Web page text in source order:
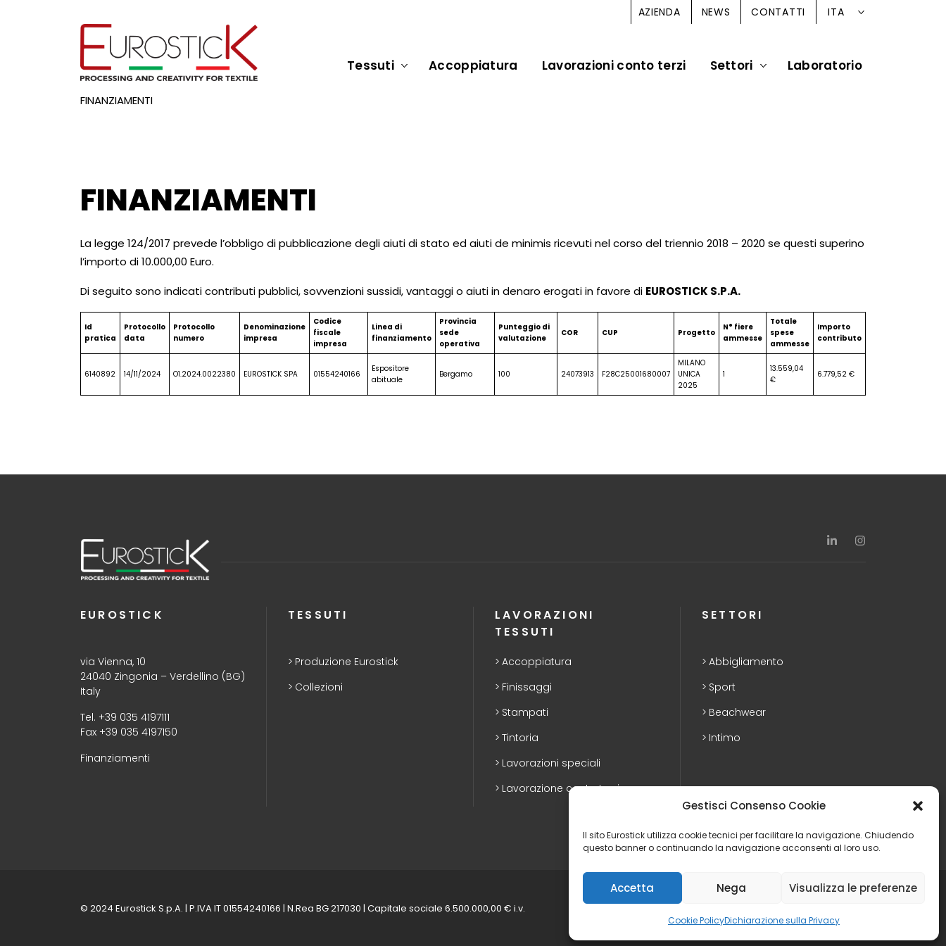
Gestisci Consenso Cookie
Il sito Eurostick utilizza cookie tecnici per facilitare la navigazione. Chiudendo
questo banner o continuando la navigazione acconsenti al loro uso.
Accetta Nega Visualizza le preferenze
Cookie PolicyDichiarazione sulla Privacy
ITA
AZIENDA NEWS CONTATTI
Tessuti Accoppiatura Lavorazioni conto terzi Settori Laboratorio
FINANZIAMENTI
FINANZIAMENTI
La legge 124/2017 prevede l’obbligo di pubblicazione degli aiuti di stato ed aiuti de minimis ricevuti nel corso del triennio 2018 – 2020 se questi superino
l’importo di 10.000,00 Euro.
Di seguito sono indicati contributi pubblici, sovvenzioni sussidi, vantaggi o aiuti in denaro erogati in favore di EUROSTICK S.P.A.
Id
pratica
Protocollo
data
Protocollo
numero
Denominazione
impresa
Codice
fiscale
impresa
Linea di
finanziamento
Provincia
sede
operativa
Punteggio di
valutazione
COR CUP Progetto
N° fiere
ammesse
Totale
spese
ammesse
Importo
contributo
6140892 14/11/2024 O1.2024.0022380 EUROSTICK SPA 01554240166
Espositore
abituale
Bergamo 100 24073913 F28C25001680007
MILANO
UNICA
2025
1
13.559,04
€
6.779,52 €
EUROSTICK
via Vienna, 10
24040 Zingonia – Verdellino (BG)
Italy
Tel. +39 035 4197111
Fax +39 035 4197150
Finanziamenti
TESSUTI
Produzione Eurostick
Collezioni
LAVORAZIONI
TESSUTI
Accoppiatura
Finissaggi
Stampati
Tintoria
Lavorazioni speciali
Lavorazione conto terzi
SETTORI
Abbigliamento
Sport
Beachwear
Intimo
© 2024 Eurostick S.p.A. | P.IVA IT 01554240166 | N.Rea BG 217030 | Capitale sociale 6.500.000,00 € i.v.
Privacy Policy
Dichiarazione di Accessibilità| Web agency